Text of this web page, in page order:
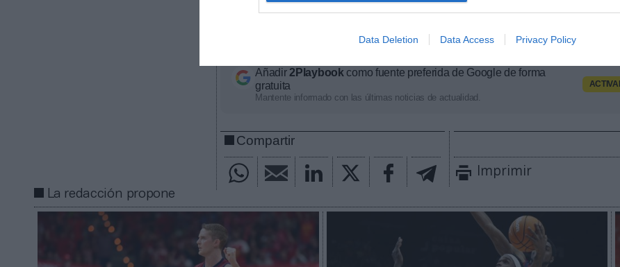
Data Deletion Data Access Privacy Policy
los principales contratos de patrocinio cerrados en España, Europa y
Aquí puedes apuntarte gratis
Añadir2Playbook como fuente preferida de Google de forma
gratuita
Mantente informado con las últimas noticias de actualidad.
Compartir
Imprimir
La redacción propone